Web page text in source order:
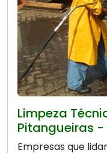
Limpeza
Pitangueiras -
Empresas que